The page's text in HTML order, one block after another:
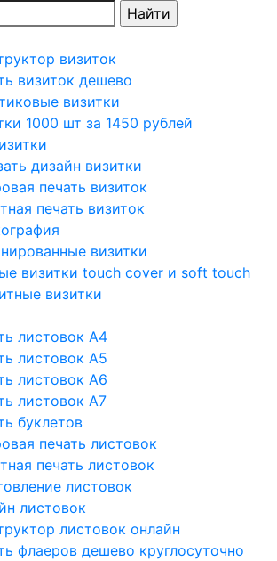
визиток
визиток дешево
визитки
1000 шт за 1450 рублей
дизайн визитки
печать визиток
печать визиток
визитки
визитки touch cover и soft touch
визитки
листовок А4
листовок А5
листовок А6
листовок А7
буклетов
печать листовок
печать листовок
листовок
листовок
листовок онлайн
флаеров дешево круглосуточно